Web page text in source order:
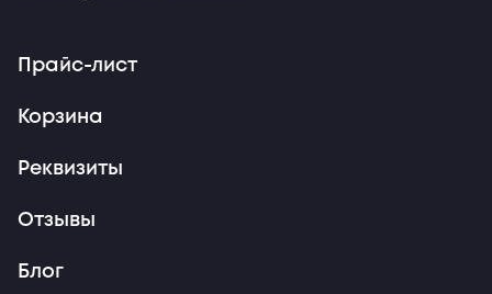
Прайс-лист
Корзина
Реквизиты
Отзывы
Блог